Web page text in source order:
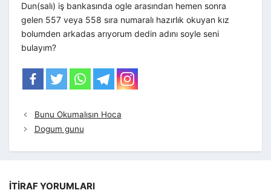
Dun(salı) iş bankasında ogle arasından hemen sonra
gelen 557 veya 558 sıra numaralı hazırlık okuyan kız
bolumden arkadas arıyorum dedin adını soyle seni
bulayım?
Bunu Okumalısın Hoca
Dogum gunu
İTIRAF YORUMLARI